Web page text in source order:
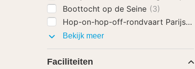
Boottocht op de Seine (3)
Hop-on-hop-off-rondvaart Parijs(3)
Bekijk meerActiviteiten
Faciliteiten